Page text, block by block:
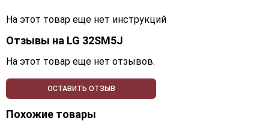
На этот товар еще нет инструкций
Отзывы на LG 32SM5J
На этот товар еще нет отзывов.
ОСТАВИТЬ ОТЗЫВ
Похожие товары